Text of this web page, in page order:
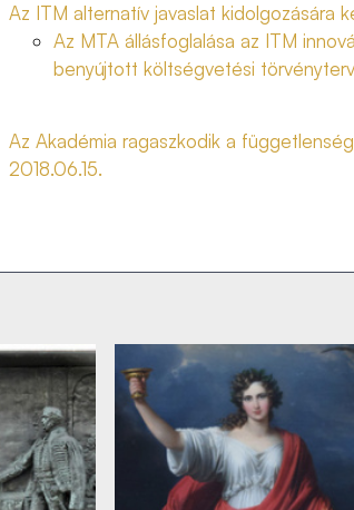
Az ITM alternatív javaslat kidolgozására
Az MTA állásfoglalása az ITM
benyújtott költségvetési
Az Akadémia ragaszkodik a
2018.06.15.